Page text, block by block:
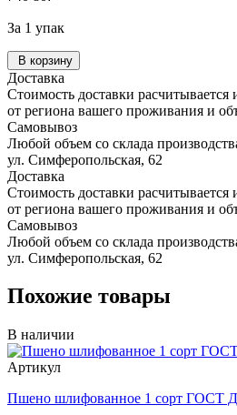
За 1 упак
В корзину
Доставка
Стоимость доставки расчитывается
от региона вашего проживания и
Самовывоз
Любой объем со склада
ул. Симферопольская, 62
Доставка
Стоимость доставки расчитывается
от региона вашего проживания и
Самовывоз
Любой объем со склада
ул. Симферопольская, 62
Похожие товары
В наличии
Артикул
Пшено шлифованное 1 сорт ГОСТ